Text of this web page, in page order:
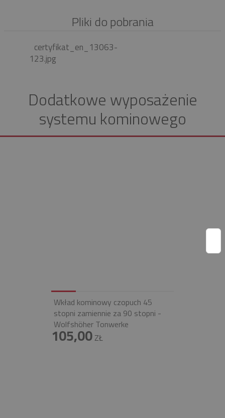
Pliki do pobrania
certyfikat_en_13063-
123.jpg
Dodatkowe wyposażenie
systemu kominowego
Wkład kominowy czopuch 45
stopni zamiennie za 90 stopni -
Wolfshöher Tonwerke
105,00ZŁ